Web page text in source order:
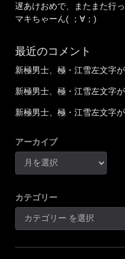
遅あけおめで、またまた行
マキちゃーん( ；∀；)
最近のコメント
新極男士、極・江雪左文字が
新極男士、極・江雪左文字が
新極男士、極・江雪左文字が
アーカイブ
カテゴリー